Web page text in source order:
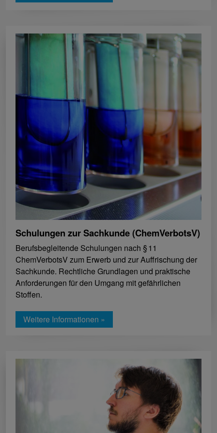
Schulungen zur Sachkunde (ChemVerbotsV)
Berufsbegleitende Schulungen nach § 11
ChemVerbotsV zum Erwerb und zur Auffrischung der
Sachkunde. Rechtliche Grundlagen und praktische
Anforderungen für den Umgang mit gefährlichen
Stoffen.
Weitere Informationen »